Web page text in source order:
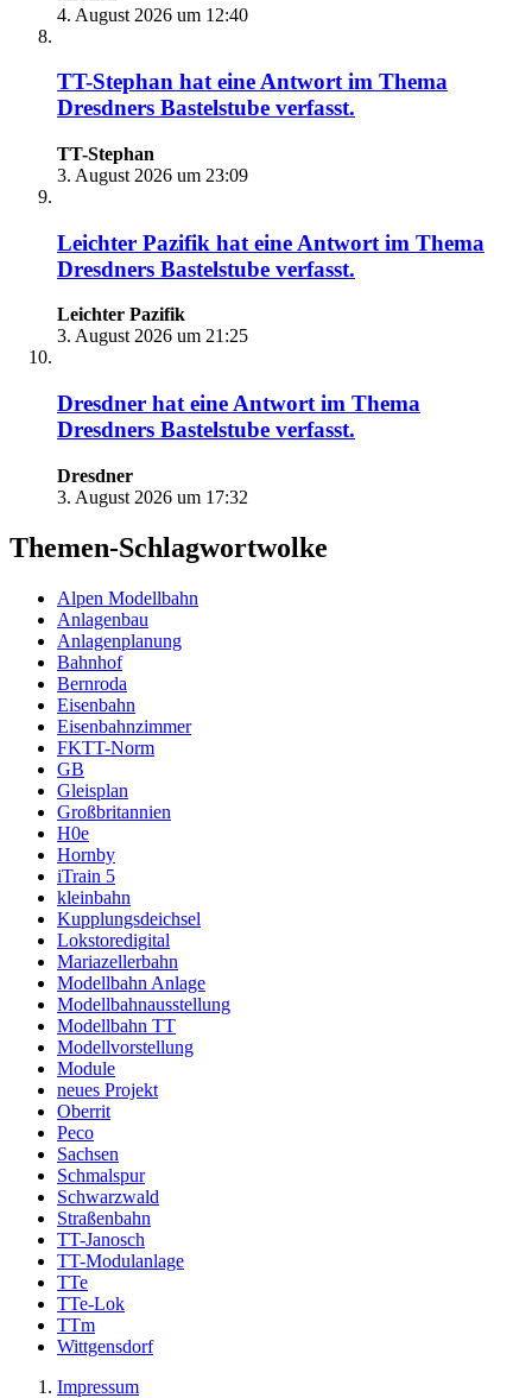
4. August 2026 um 12:40
TT-Stephan hat eine Antwort im Thema
Dresdners Bastelstube verfasst.
TT-Stephan
3. August 2026 um 23:09
Leichter Pazifik hat eine Antwort im Thema
Dresdners Bastelstube verfasst.
Leichter Pazifik
3. August 2026 um 21:25
Dresdner hat eine Antwort im Thema
Dresdners Bastelstube verfasst.
Dresdner
3. August 2026 um 17:32
Themen-Schlagwortwolke
Alpen Modellbahn
Anlagenbau
Anlagenplanung
Bahnhof
Bernroda
Eisenbahn
Eisenbahnzimmer
FKTT-Norm
GB
Gleisplan
Großbritannien
H0e
Hornby
iTrain 5
kleinbahn
Kupplungsdeichsel
Lokstoredigital
Mariazellerbahn
Modellbahn Anlage
Modellbahnausstellung
Modellbahn TT
Modellvorstellung
Module
neues Projekt
Oberrit
Peco
Sachsen
Schmalspur
Schwarzwald
Straßenbahn
TT-Janosch
TT-Modulanlage
TTe
TTe-Lok
TTm
Wittgensdorf
Impressum